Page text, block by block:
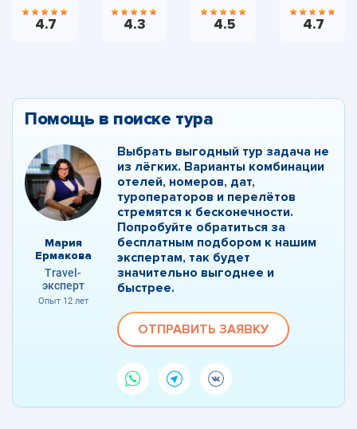
4.7 4.3 4.5 4.7
Помощь в поиске тура
Мария
Ермакова
Travel-
эксперт
Опыт 12 лет
Выбрать выгодный тур задача не
из лёгких. Варианты комбинации
отелей, номеров, дат,
туроператоров и перелётов
стремятся к бесконечности.
Попробуйте обратиться за
бесплатным подбором к нашим
экспертам, так будет
значительно выгоднее и
быстрее.
ОТПРАВИТЬ ЗАЯВКУ